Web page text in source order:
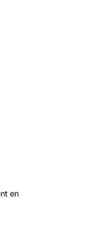
en